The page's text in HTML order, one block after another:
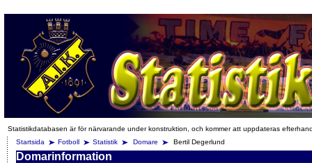
Statistikdatabasen är för närvarande under konstruktion, och kommer att uppdateras
Startsida
Fotboll Statistik Domare Bertil Degerlund
Domarinformation